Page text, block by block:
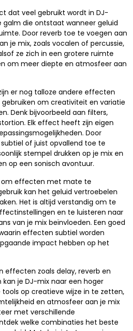
dat veel gebruikt wordt in DJ-
galm die ontstaat wanneer geluid
Door reverb toe te voegen aan
je mix, zoals vocalen of percussie,
ze zich in een grotere ruimte
om meer diepte en atmosfeer aan
er nog talloze andere effecten
om creativiteit en variatie
Denk bijvoorbeeld aan filters,
Elk effect heeft zijn eigen
Door
of juist opvallend toe te
stempel drukken op je mix en
op een sonisch avontuur.
om effecten met mate te
kan het geluid vertroebelen
Het is altijd verstandig om te
en te luisteren naar
van je mix beïnvloeden. Een goed
effecten subtiel worden
impact hebben op het
effecten zoals delay, reverb en
je DJ-mix naar een hoger
tools op creatieve wijze in te zetten,
en atmosfeer aan je mix
met verschillende
welke combinaties het beste